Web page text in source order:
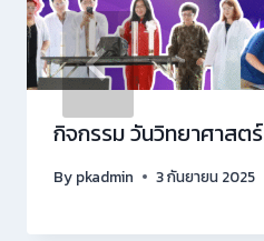
กิจกรรม วันวิทยาศาสตร์
By pkadmin 3 กันยายน 2025